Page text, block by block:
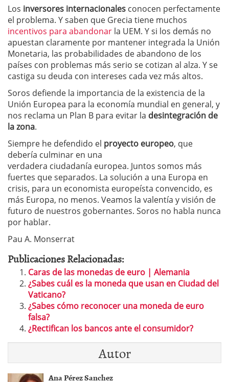
Los inversores internacionales conocen perfectamente
el problema. Y saben que Grecia tiene muchos
incentivos para abandonar la UEM. Y si los demás no
apuestan claramente por mantener integrada la Unión
Monetaria, las probabilidades de abandono de los
países con problemas más serio se cotizan al alza. Y se
castiga su deuda con intereses cada vez más altos.
Soros defiende la importancia de la existencia de la
Unión Europea para la economía mundial en general, y
nos reclama un Plan B para evitar la desintegración de
la zona.
Siempre he defendido el proyecto europeo, que
debería culminar en una
verdadera ciudadanía europea. Juntos somos más
fuertes que separados. La solución a una Europa en
crisis, para un economista europeísta convencido, es
más Europa, no menos. Veamos la valentía y visión de
futuro de nuestros gobernantes. Soros no habla nunca
por hablar.
Pau A. Monserrat
Publicaciones Relacionadas:
Caras de las monedas de euro | Alemania
¿Sabes cuál es la moneda que usan en Ciudad del
Vaticano?
¿Sabes cómo reconocer una moneda de euro
falsa?
¿Rectifican los bancos ante el consumidor?
Autor
Ana Pérez Sanchez